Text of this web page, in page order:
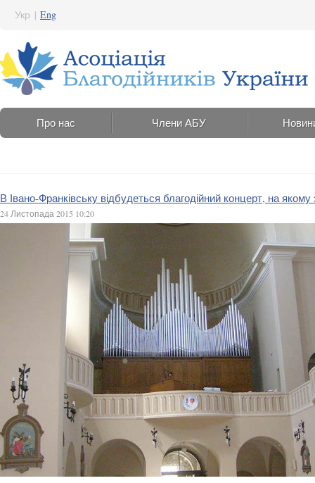
Укр | Eng
Про нас Члени АБУ
В Івано-Франківську відбудеться благодійний концерт, на
24 Листопада 2015 10:20